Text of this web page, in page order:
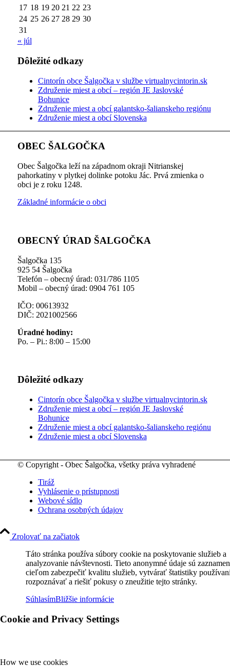
17 18 19 20 21 22 23
24 25 26 27 28 29 30
31
« júl
Dôležité odkazy
Cintorín obce Šalgočka v službe virtualnycintorin.sk
Združenie miest a obcí – región JE Jaslovské
Bohunice
Združenie miest a obcí galantsko-šalianskeho regiónu
Združenie miest a obcí Slovenska
OBEC ŠALGOČKA
Obec Šalgočka leží na západnom okraji Nitrianskej
pahorkatiny v plytkej dolinke potoku Jác. Prvá zmienka o
obci je z roku 1248.
Základné informácie o obci
OBECNÝ ÚRAD ŠALGOČKA
Šalgočka 135
925 54 Šalgočka
Telefón – obecný úrad: 031/786 1105
Mobil – obecný úrad: 0904 761 105
IČO: 00613932
DIČ: 2021002566
Úradné hodiny:
Po. – Pi.: 8:00 – 15:00
Dôležité odkazy
Cintorín obce Šalgočka v službe virtualnycintorin.sk
Združenie miest a obcí – región JE Jaslovské
Bohunice
Združenie miest a obcí galantsko-šalianskeho regiónu
Združenie miest a obcí Slovenska
© Copyright - Obec Šalgočka, všetky práva vyhradené
Tiráž
Vyhlásenie o prístupnosti
Webové sídlo
Ochrana osobných údajov
Zrolovať na začiatok
Táto stránka používa súbory cookie na poskytovanie služieb a
analyzovanie návštevnosti. Tieto anonymné údaje sú
cieľom zabezpečiť kvalitu služieb, vytvárať štatistiky
rozpoznávať a riešiť pokusy o zneužitie tejto stránky.
SúhlasímBližšie informácie
Cookie and Privacy Settings
How we use cookies